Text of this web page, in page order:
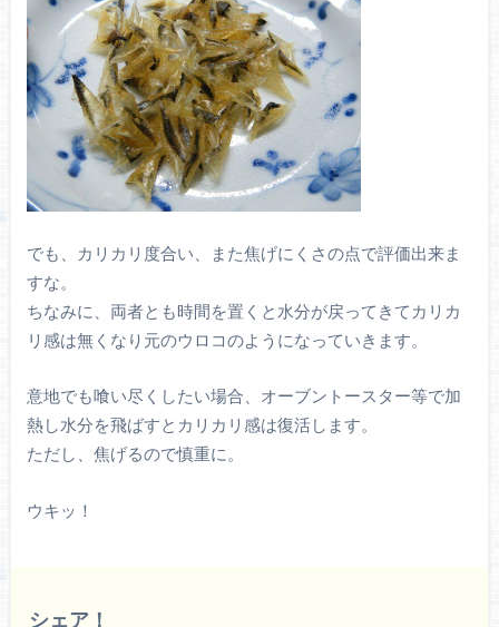
でも、カリカリ度合い、また焦げにくさの点で評価出来ま
すな。
ちなみに、両者とも時間を置くと水分が戻ってきてカリカ
リ感は無くなり元のウロコのようになっていきます。
意地でも喰い尽くしたい場合、オーブントースター等で加
熱し水分を飛ばすとカリカリ感は復活します。
ただし、焦げるので慎重に。
ウキッ！
シェア！